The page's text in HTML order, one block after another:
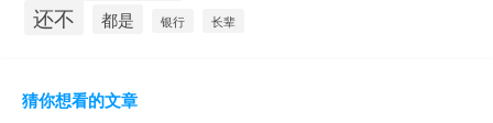
还不 都是 银行 长辈
猜你想看的文章